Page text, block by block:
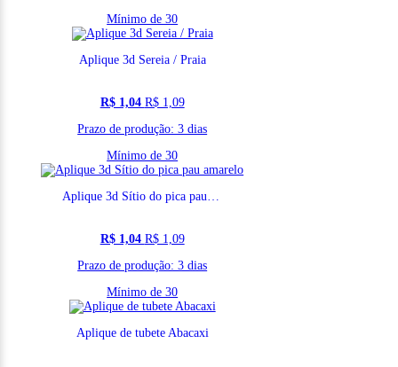
Mínimo de 30
Aplique 3d Sereia / Praia
R$ 1,04 R$ 1,09
Prazo de produção: 3 dias
Mínimo de 30
R$ 1,04 R$ 1,09
Prazo de produção: 3 dias
Mínimo de 30
Aplique de tubete Abacaxi